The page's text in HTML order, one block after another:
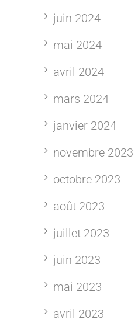
juin 2024
mai 2024
avril 2024
mars 2024
janvier 2024
novembre 2023
octobre 2023
août 2023
juillet 2023
juin 2023
mai 2023
avril 2023